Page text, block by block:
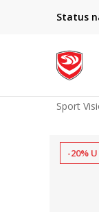
Status
Sport
-20% U